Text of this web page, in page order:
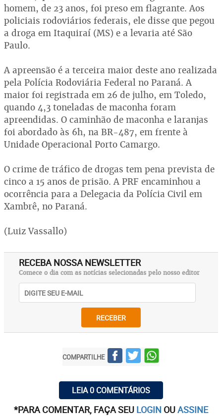
homem, de 23 anos, foi preso em flagrante. Aos
policiais rodoviários federais, ele disse que pegou
a droga em Itaquiraí (MS) e a levaria até São
Paulo.
A apreensão é a terceira maior deste ano realizada
pela Polícia Rodoviária Federal no Paraná. A
maior foi registrada em 26 de julho, em Toledo,
quando 4,3 toneladas de maconha foram
apreendidas. O caminhão de maconha e laranjas
foi abordado às 6h, na BR-487, em frente à
Unidade Operacional Porto Camargo.
O crime de tráfico de drogas tem pena prevista de
cinco a 15 anos de prisão. A PRF encaminhou a
ocorrência para a Delegacia da Polícia Civil em
Xambrê, no Paraná.
(Luiz Vassallo)
RECEBA NOSSA NEWSLETTER
Comece o dia com as notícias selecionadas pelo nosso editor
RECEBER
COMPARTILHE
LEIA 0 COMENTÁRIOS
*PARA COMENTAR, FAÇA SEU LOGIN OUASSINE